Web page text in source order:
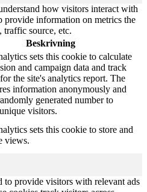
how visitors interact with
provide information on metrics the
traffic source, etc.
Beskrivning
sets this cookie to calculate
and campaign data and track
the site's analytics report. The
information anonymously and
generated number to
visitors.
sets this cookie to store and
views.
to provide visitors with relevant ads